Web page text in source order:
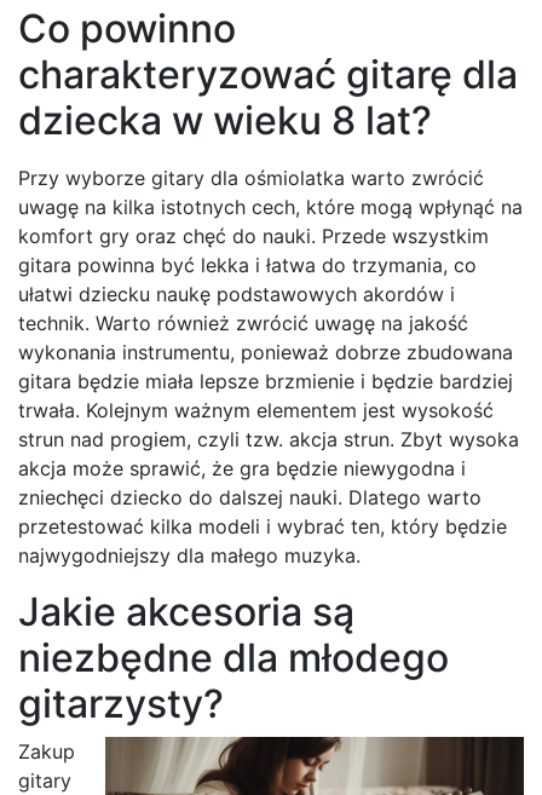
Co powinno
charakteryzować gitarę dla
dziecka w wieku 8 lat?
Przy wyborze gitary dla ośmiolatka warto zwrócić
uwagę na kilka istotnych cech, które mogą wpłynąć na
komfort gry oraz chęć do nauki. Przede wszystkim
gitara powinna być lekka i łatwa do trzymania, co
ułatwi dziecku naukę podstawowych akordów i
technik. Warto również zwrócić uwagę na jakość
wykonania instrumentu, ponieważ dobrze zbudowana
gitara będzie miała lepsze brzmienie i będzie bardziej
trwała. Kolejnym ważnym elementem jest wysokość
strun nad progiem, czyli tzw. akcja strun. Zbyt wysoka
akcja może sprawić, że gra będzie niewygodna i
zniechęci dziecko do dalszej nauki. Dlatego warto
przetestować kilka modeli i wybrać ten, który będzie
najwygodniejszy dla małego muzyka.
Jakie akcesoria są
niezbędne dla młodego
gitarzysty?
Zakup
gitary